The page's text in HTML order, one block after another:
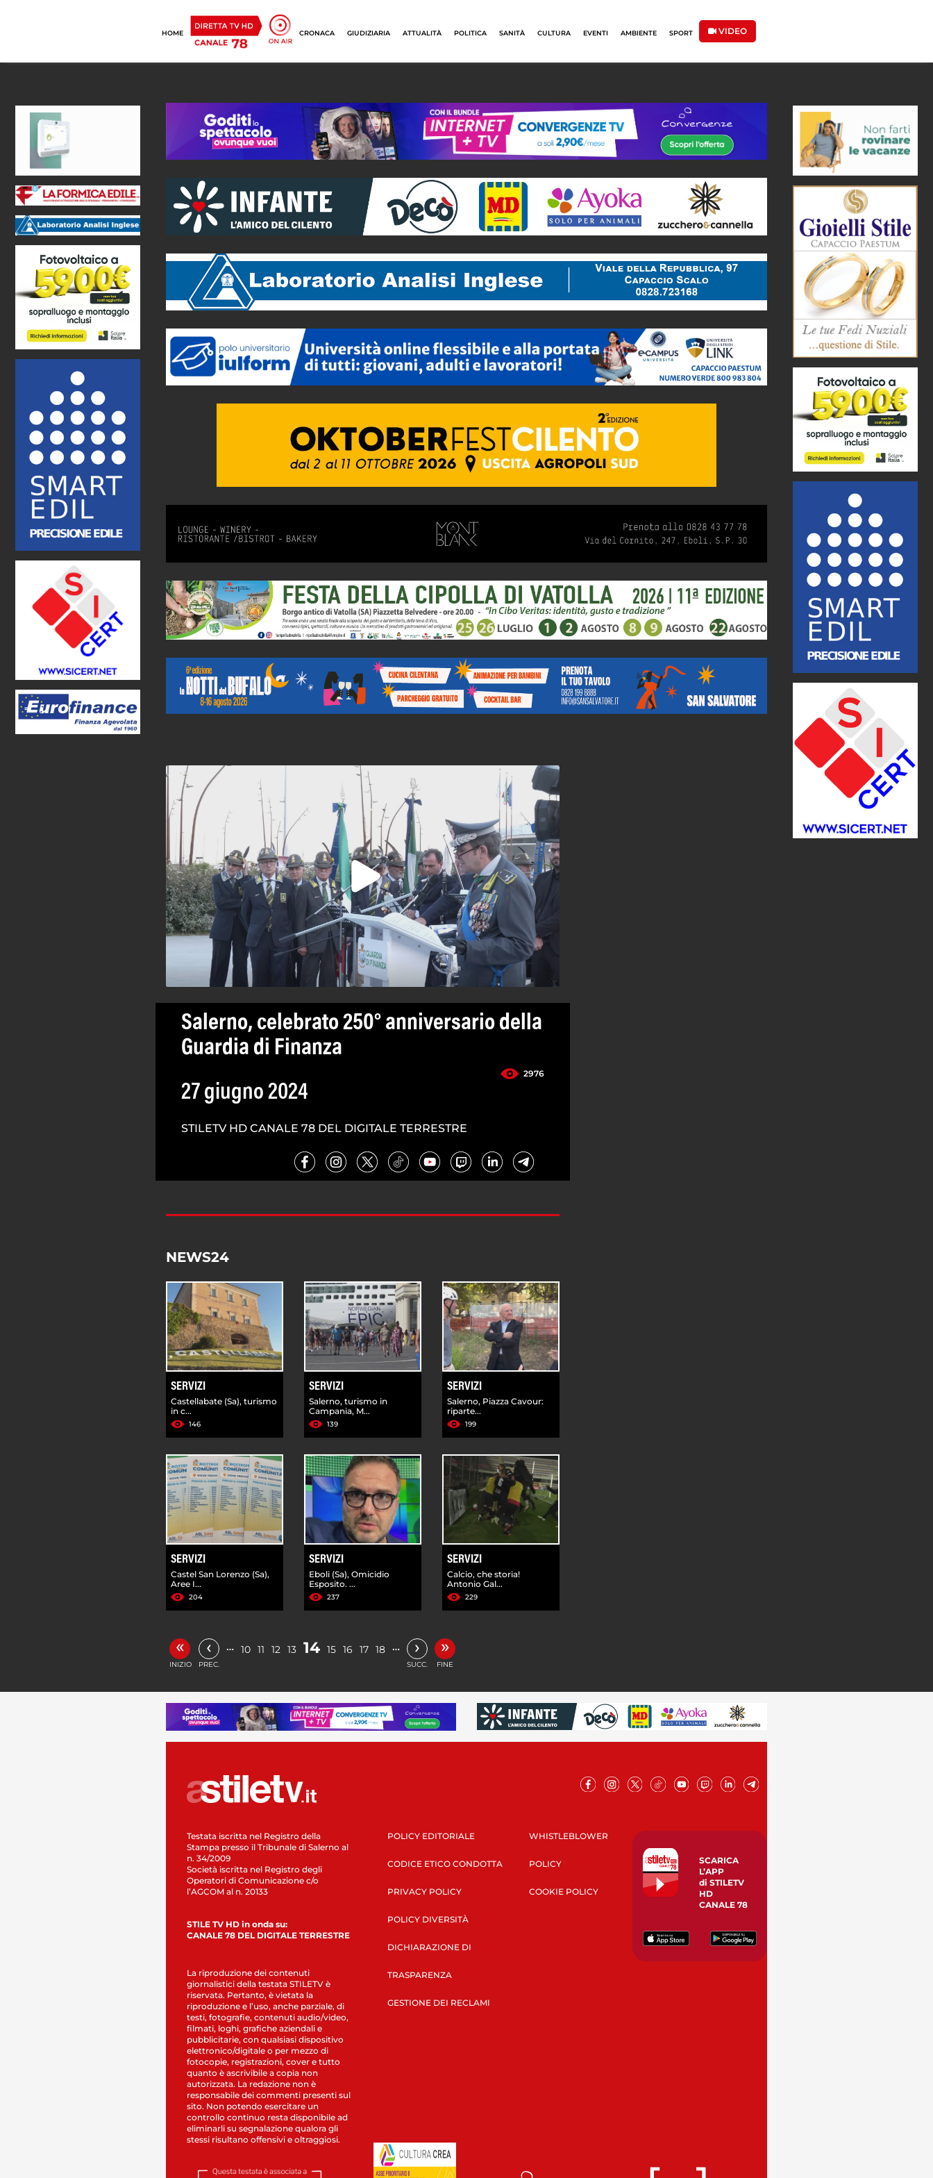
HOME CRONACA GIUDIZIARIA ATTUALITÀ POLITICA SANITÀ CULTURA EVENTI AMBIENTE SPORT VIDEO
Salerno, celebrato 250° anniversario della
Guardia di Finanza
2976
27 giugno 2024
STILETV HD CANALE 78 DEL DIGITALE TERRESTRE
NEWS24
SERVIZI
Castellabate (Sa), turismo
in c...
146
SERVIZI
Salerno, turismo in
Campania, M...
139
SERVIZI
Salerno, Piazza Cavour:
riparte...
199
SERVIZI
Castel San Lorenzo (Sa),
Aree I...
204
SERVIZI
Eboli (Sa), Omicidio
Esposito. ...
237
SERVIZI
Calcio, che storia!
Antonio Gal...
229
«
INIZIO
‹
PREC.
… 10 11 12 13 14 15 16 17 18 … ›
SUCC.
»
FINE
Testata iscritta nel Registro della
Stampa presso il Tribunale di Salerno al
n. 34/2009
Società iscritta nel Registro degli
Operatori di Comunicazione c/o
l’AGCOM al n. 20133
STILE TV HD in onda su:
CANALE 78 DEL DIGITALE TERRESTRE
La riproduzione dei contenuti
giornalistici della testata STILETV è
riservata. Pertanto, è vietata la
riproduzione e l’uso, anche parziale, di
testi, fotografie, contenuti audio/video,
filmati, loghi, grafiche aziendali e
pubblicitarie, con qualsiasi dispositivo
elettronico/digitale o per mezzo di
fotocopie, registrazioni, cover e tutto
quanto è ascrivibile a copia non
autorizzata. La redazione non è
responsabile dei commenti presenti sul
sito. Non potendo esercitare un
controllo continuo resta disponibile ad
eliminarli su segnalazione qualora gli
stessi risultano offensivi e oltraggiosi.
POLICY EDITORIALE
CODICE ETICO CONDOTTA
PRIVACY POLICY
POLICY DIVERSITÀ
DICHIARAZIONE DI
TRASPARENZA
GESTIONE DEI RECLAMI
WHISTLEBLOWER
POLICY
COOKIE POLICY
SCARICA
L’APP
di STILETV
HD
CANALE 78